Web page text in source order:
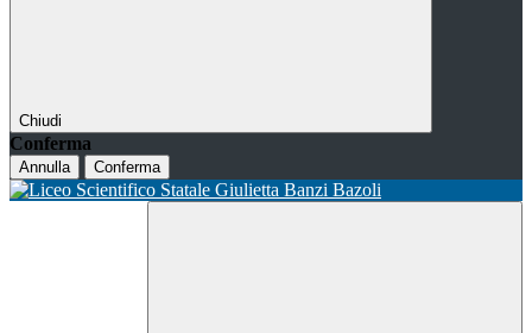
Chiudi
Conferma
Annulla Conferma